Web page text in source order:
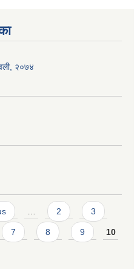
२०७४
2 3
7 8 9 10